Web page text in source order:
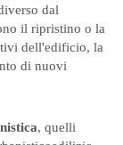
dal
il ripristino o la
dell'edificio, la
di nuovi
, quelli